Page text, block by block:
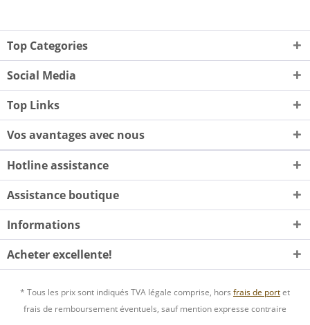
Top Categories
Social Media
Top Links
Vos avantages avec nous
Hotline assistance
Assistance boutique
Informations
Acheter excellente!
* Tous les prix sont indiqués TVA légale comprise, hors frais de portet
frais de remboursement éventuels, sauf mention expresse contraire